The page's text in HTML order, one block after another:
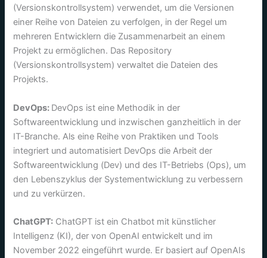
(Versionskontrollsystem) verwendet, um die Versionen
einer Reihe von Dateien zu verfolgen, in der Regel um
mehreren Entwicklern die Zusammenarbeit an einem
Projekt zu ermöglichen. Das Repository
(Versionskontrollsystem) verwaltet die Dateien des
Projekts.
DevOps: DevOps ist eine Methodik in der
Softwareentwicklung und inzwischen ganzheitlich in der
IT-Branche. Als eine Reihe von Praktiken und Tools
integriert und automatisiert DevOps die Arbeit der
Softwareentwicklung (Dev) und des IT-Betriebs (Ops), um
den Lebenszyklus der Systementwicklung zu verbessern
und zu verkürzen.
ChatGPT: ChatGPT ist ein Chatbot mit künstlicher
Intelligenz (KI), der von OpenAI entwickelt und im
November 2022 eingeführt wurde. Er basiert auf OpenAIs